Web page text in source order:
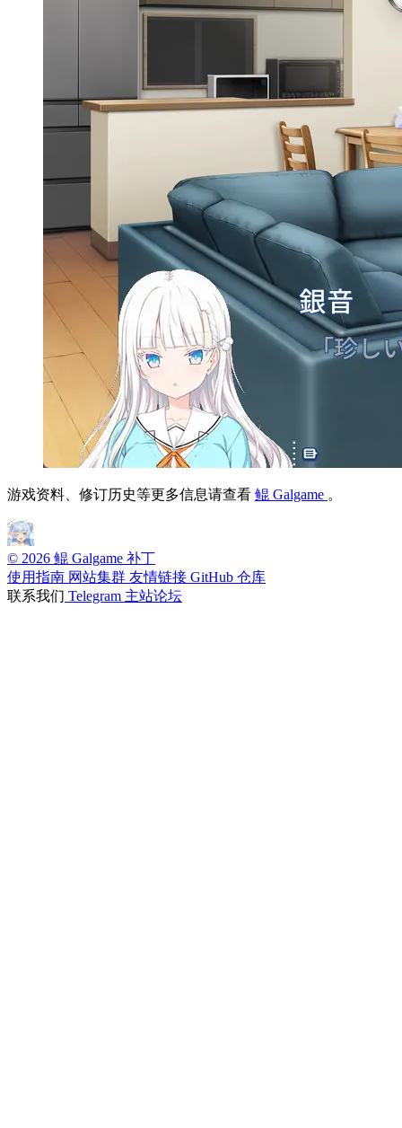
游戏资料、修订历史等更多信息请查看 鲲 Galgame 。
© 2026 鲲 Galgame 补丁
使用指南 网站集群 友情链接 GitHub 仓库
联系我们 Telegram 主站论坛